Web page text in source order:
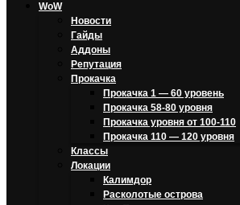
WoW
Новости
Гайды
Аддоны
Репутация
Прокачка
Прокачка 1 — 60 уровень
Прокачка 58-80 уровня
Прокачка уровня от 100-110
Прокачка 110 — 120 уровня
Классы
Локации
Калимдор
Расколотые острова